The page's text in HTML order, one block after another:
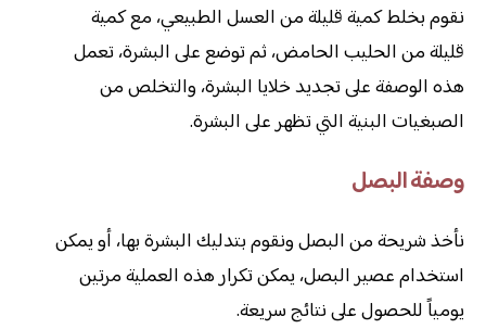
نقوم بخلط كمية قليلة من العسل الطبيعي، مع كمية
قليلة من الحليب الحامض، ثم توضع على البشرة، تعمل
هذه الوصفة على تجديد خلايا البشرة، والتخلص من
الصبغيات البنية التي تظهر على البشرة.
وصفة البصل
نأخذ شريحة من البصل ونقوم بتدليك البشرة بها، أو يمكن
استخدام عصير البصل، يمكن تكرار هذه العملية مرتين
يومياً للحصول على نتائج سريعة.